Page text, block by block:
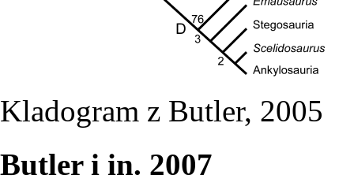
Kladogram z Butler, 2005
Butler i in. 2007